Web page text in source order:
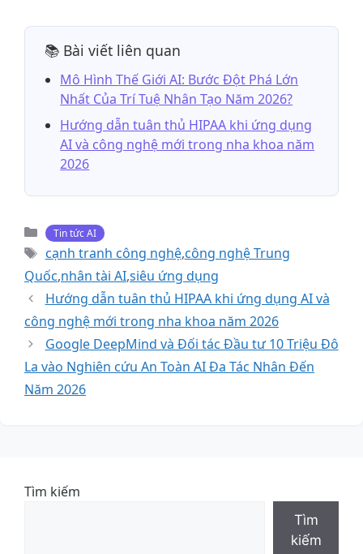
📚 Bài viết liên quan
Mô Hình Thế Giới AI: Bước Đột Phá Lớn
Nhất Của Trí Tuệ Nhân Tạo Năm 2026?
Hướng dẫn tuân thủ HIPAA khi ứng dụng
AI và công nghệ mới trong nha khoa năm
2026
Danh
mục
Tin tức AI
Thẻ
cạnh tranh công nghệ,công nghệ Trung
Quốc,nhân tài AI,siêu ứng dụng
Hướng dẫn tuân thủ HIPAA khi ứng dụng AI và
công nghệ mới trong nha khoa năm 2026
Google DeepMind và Đối tác Đầu tư 10 Triệu Đô
La vào Nghiên cứu An Toàn AI Đa Tác Nhân Đến
Năm 2026
Tìm kiếm
Tìm
kiếm